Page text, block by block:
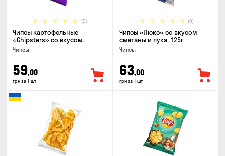
(0)
Чипсы картофельные
«Chipsters» со вкусом
острый удон, 100г
Чипсы
59,00
грн за 1 шт
(0)
Чипсы «Люкс» со вкусом
сметаны и лука, 125г
Чипсы
63,00
грн за 1 шт